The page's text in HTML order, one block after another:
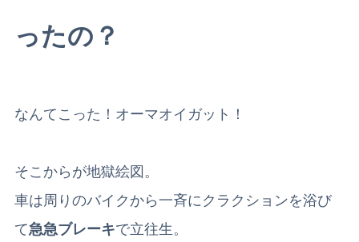
ったの？
なんてこった！オーマオイガット！
そこからが地獄絵図。
車は周りのバイクから一斉にクラクションを浴び
て急急ブレーキで立往生。